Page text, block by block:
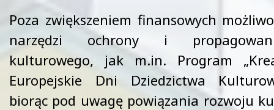
Poza zwiększeniem finansowych
narzędzi ochrony i
kulturowego, jak m.in. Program
Europejskie Dni Dziedzictwa
biorąc pod uwagę powiązania rozwoju